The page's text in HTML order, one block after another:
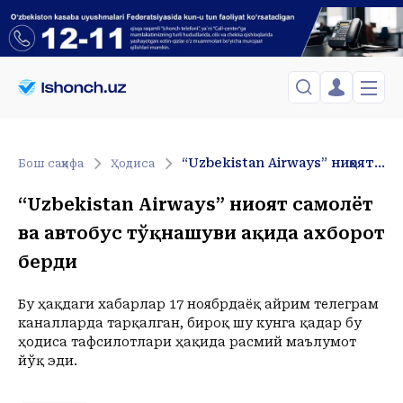
Спорт
Жамият
Иқтисод
ХОРИЖ
Иқтисод
Сиёсат
ЎЗГАЧА РАКУРС
МЕҲНАТ ҲУҚУҚИ
ҲОДИСА
Telefon raqamingizni kiritng
Менинг саҳифам
СақланганларToshkent Shahar
Juma, 07-August
+30
Hozir
+30C
21:00
+28C
22:00
+28C
23:00
+25
Бош саҳифа Ҳодиса “Uzbekistan Airways” ниҳоят самолёт ва автобус тўқнашуви ҳақида ахборот берди
“Uzbekistan Airways” ниҳоят самолёт
ва автобус тўқнашуви ҳақида ахборот
берди
Бу ҳақдаги хабарлар 17 ноябрдаёқ айрим телеграм
каналларда тарқалган, бироқ шу кунга қадар бу
ҳодиса тафсилотлари ҳақида расмий маълумот
йўқ эди.